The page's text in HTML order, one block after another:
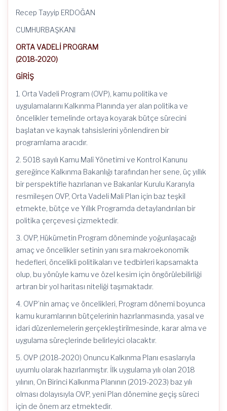
Recep Tayyip ERDOĞAN
CUMHURBAŞKANI
ORTA VADELİ PROGRAM
(2018-2020)
GİRİŞ
1. Orta Vadeli Program (OVP), kamu politika ve
uygulamalarını Kalkınma Planında yer alan politika ve
öncelikler temelinde ortaya koyarak bütçe sürecini
başlatan ve kaynak tahsislerini yönlendiren bir
programlama aracıdır.
2. 5018 sayılı Kamu Malî Yönetimi ve Kontrol Kanunu
gereğince Kalkınma Bakanlığı tarafından her sene, üç yıllık
bir perspektifle hazırlanan ve Bakanlar Kurulu Kararıyla
resmileşen OVP, Orta Vadeli Mali Plan için baz teşkil
etmekte, bütçe ve Yıllık Programda detaylandırılan bir
politika çerçevesi çizmektedir.
3. OVP, Hükümetin Program döneminde yoğunlaşacağı
amaç ve öncelikler setinin yanı sıra makroekonomik
hedefleri, öncelikli politikaları ve tedbirleri kapsamakta
olup, bu yönüyle kamu ve özel kesim için öngörülebilirliği
artıran bir yol haritası niteliği taşımaktadır.
4. OVP’nin amaç ve öncelikleri, Program dönemi boyunca
kamu kuramlarının bütçelerinin hazırlanmasında, yasal ve
idari düzenlemelerin gerçekleştirilmesinde, karar alma ve
uygulama süreçlerinde belirleyici olacaktır.
5. OVP (2018-2020) Onuncu Kalkınma Planı esaslarıyla
uyumlu olarak hazırlanmıştır. İlk uygulama yılı olan 2018
yılının, On Birinci Kalkınma Planının (2019-2023) baz yılı
olması dolayısıyla OVP, yeni Plan dönemine geçiş süreci
için de önem arz etmektedir.